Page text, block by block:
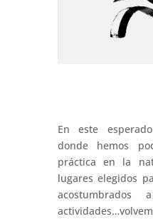
En este
donde hemos
práctica en la
lugares elegidos
acostumbrados